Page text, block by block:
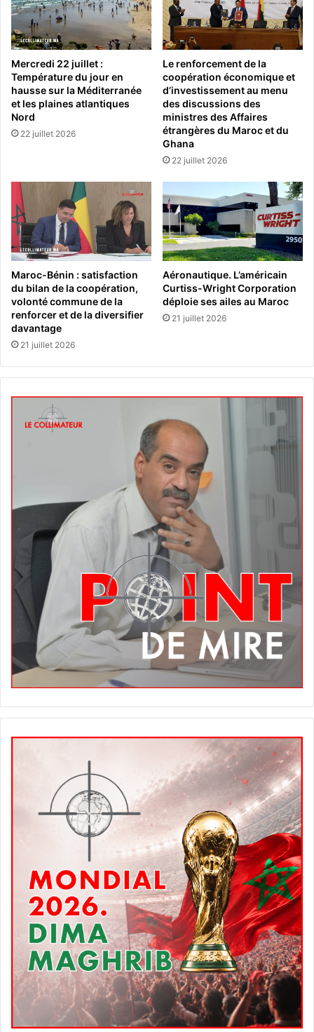
Mercredi 22 juillet :
Température du jour en
hausse sur la Méditerranée
et les plaines atlantiques
Nord
22 juillet 2026
Le renforcement de la
coopération économique et
d’investissement au menu
des discussions des
ministres des Affaires
étrangères du Maroc et du
Ghana
22 juillet 2026
Maroc-Bénin : satisfaction
du bilan de la coopération,
volonté commune de la
renforcer et de la diversifier
davantage
21 juillet 2026
Aéronautique. L’américain
Curtiss-Wright Corporation
déploie ses ailes au Maroc
21 juillet 2026